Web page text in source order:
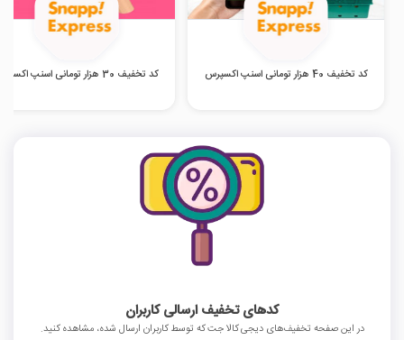
کد تخفیف 40 هزار تومانی اسنپ اکسپرس کد تخفیف 30 هزار تومانی اسنپ اکسپرس
کدهای تخفیف ارسالی کاربران
در این صفحه تخفیف‌های دیجی کالا جت که توسط کاربران ارسال شده، مشاهده کنید.